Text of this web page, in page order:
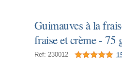
Guimauves à la
fraise et crème - 75
Ref: 230012